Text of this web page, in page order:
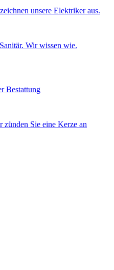
unsere Elektriker aus.
Wir wissen wie.
Bestattung
zünden Sie eine Kerze an